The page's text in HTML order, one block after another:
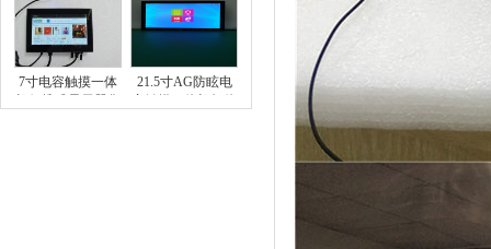
7寸电容触摸一体
21.5寸AG防眩电